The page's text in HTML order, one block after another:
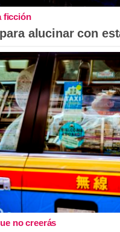
ficción
alucinar con
no creerás